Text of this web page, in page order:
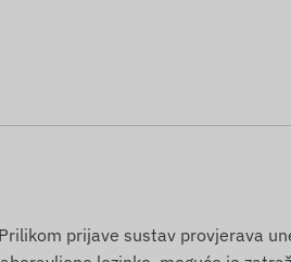
– vi nećete imati
trgovini.
prijave sustav provjerava